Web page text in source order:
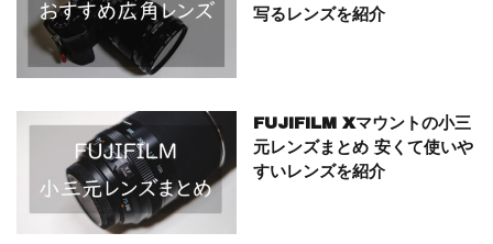
写るレンズを紹介
FUJIFILM Xマウントの小三
元レンズまとめ 安くて使いや
すいレンズを紹介